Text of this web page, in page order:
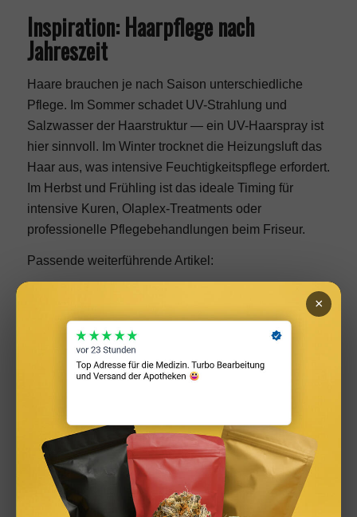
Inspiration: Haarpflege nach
Jahreszeit
Haare brauchen je nach Saison unterschiedliche
Pflege. Im Sommer schadet UV-Strahlung und
Salzwasser der Haarstruktur — ein UV-Haarspray ist
hier sinnvoll. Im Winter trocknet die Heizungsluft das
Haar aus, was intensive Feuchtigkeitspflege erfordert.
Im Herbst und Frühling ist das ideale Timing für
intensive Kuren, Olaplex-Treatments oder
professionelle Pflegebehandlungen beim Friseur.
Passende weiterführende Artikel:
Haarpflegeroutine: Schritt für Schritt die richtige
Routine aufbauen
Trendfrisuren für Männer: Die 6 angesagtesten
Cuts im Detail
FAQ: Häufige Fragen zur Haarpflege
Wie oft sollte man Haare waschen?
Für die meisten Haartypen reicht 2–3x pro Woche. Zu
×